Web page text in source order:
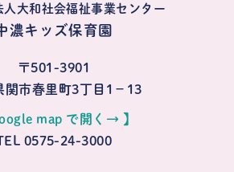
人大和社会福祉事業センター
濃キッズ保育園
〒501-3901
関市春里町3丁目1−13
map で開く→ 】
0575-24-3000